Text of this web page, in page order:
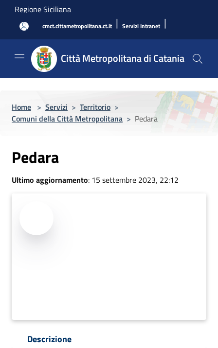
Salta al contenuto principale
Regione Siciliana
cmct.cittametropolitana.ct.it | Servizi Intranet |
Città Metropolitana di Catania
Home > Servizi > Territorio >
Comuni della Città Metropolitana > Pedara
Pedara
Ultimo aggiornamento: 15 settembre 2023, 22:12
Descrizione